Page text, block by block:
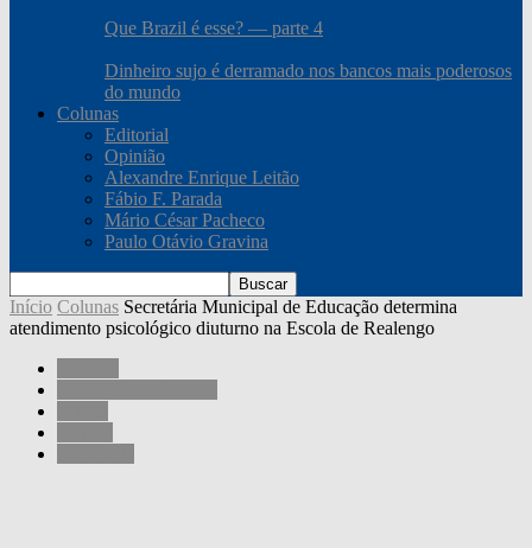
Que Brazil é esse? — parte 4
Dinheiro sujo é derramado nos bancos mais poderosos
do mundo
Colunas
Editorial
Opinião
Alexandre Enrique Leitão
Fábio F. Parada
Mário César Pacheco
Paulo Otávio Gravina
Início Colunas Secretária Municipal de Educação determina
atendimento psicológico diuturno na Escola de Realengo